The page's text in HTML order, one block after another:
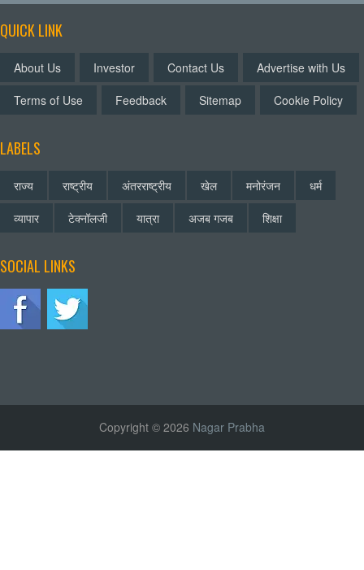
QUICK LINK
About Us Investor Contact Us
Advertise with Us
Terms of Use
Feedback Sitemap Cookie Policy
LABELS
राज्य राष्ट्रीय अंतरराष्ट्रीय खेल मनोरंजन
धर्म
व्यापार
टेक्नॉलजी यात्रा अजब गजब शिक्षा
SOCIAL LINKS
Copyright © 2026 Nagar Prabha